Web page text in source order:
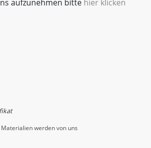
aufzunehmen bitte hier klicken
werden von uns